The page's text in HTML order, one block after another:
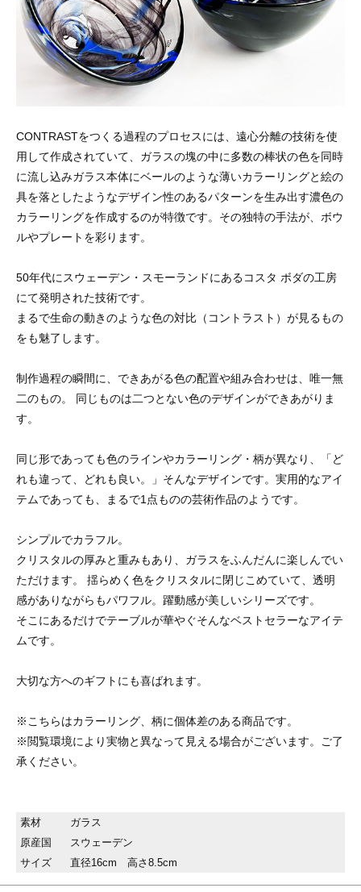
CONTRASTをつくる過程のプロセスには、遠心分離の技術を使
用して作成されていて、ガラスの塊の中に多数の棒状の色を同時
に流し込みガラス本体にベールのような薄いカラーリングと絵の
具を落としたようなデザイン性のあるパターンを生み出す濃色の
カラーリングを作成するのが特徴です。その独特の手法が、ボウ
ルやプレートを彩ります。
50年代にスウェーデン・スモーランドにあるコスタ ボダの工房
にて発明された技術です。
まるで生命の動きのような色の対比（コントラスト）が見るもの
をも魅了します。
制作過程の瞬間に、できあがる色の配置や組み合わせは、唯一無
二のもの。 同じものは二つとない色のデザインができあがりま
す。
同じ形であっても色のラインやカラーリング・柄が異なり、「ど
れも違って、どれも良い。」そんなデザインです。実用的なアイ
テムであっても、まるで1点ものの芸術作品のようです。
シンプルでカラフル。
クリスタルの厚みと重みもあり、ガラスをふんだんに楽しんでい
ただけます。 揺らめく色をクリスタルに閉じこめていて、透明
感がありながらもパワフル。躍動感が美しいシリーズです。
そこにあるだけでテーブルが華やぐそんなベストセラーなアイテ
ムです。
大切な方へのギフトにも喜ばれます。
※こちらはカラーリング、柄に個体差のある商品です。
※閲覧環境により実物と異なって見える場合がございます。ご了
承ください。
素材
ガラス
原産国
スウェーデン
サイズ
直径16cm 高さ8.5cm